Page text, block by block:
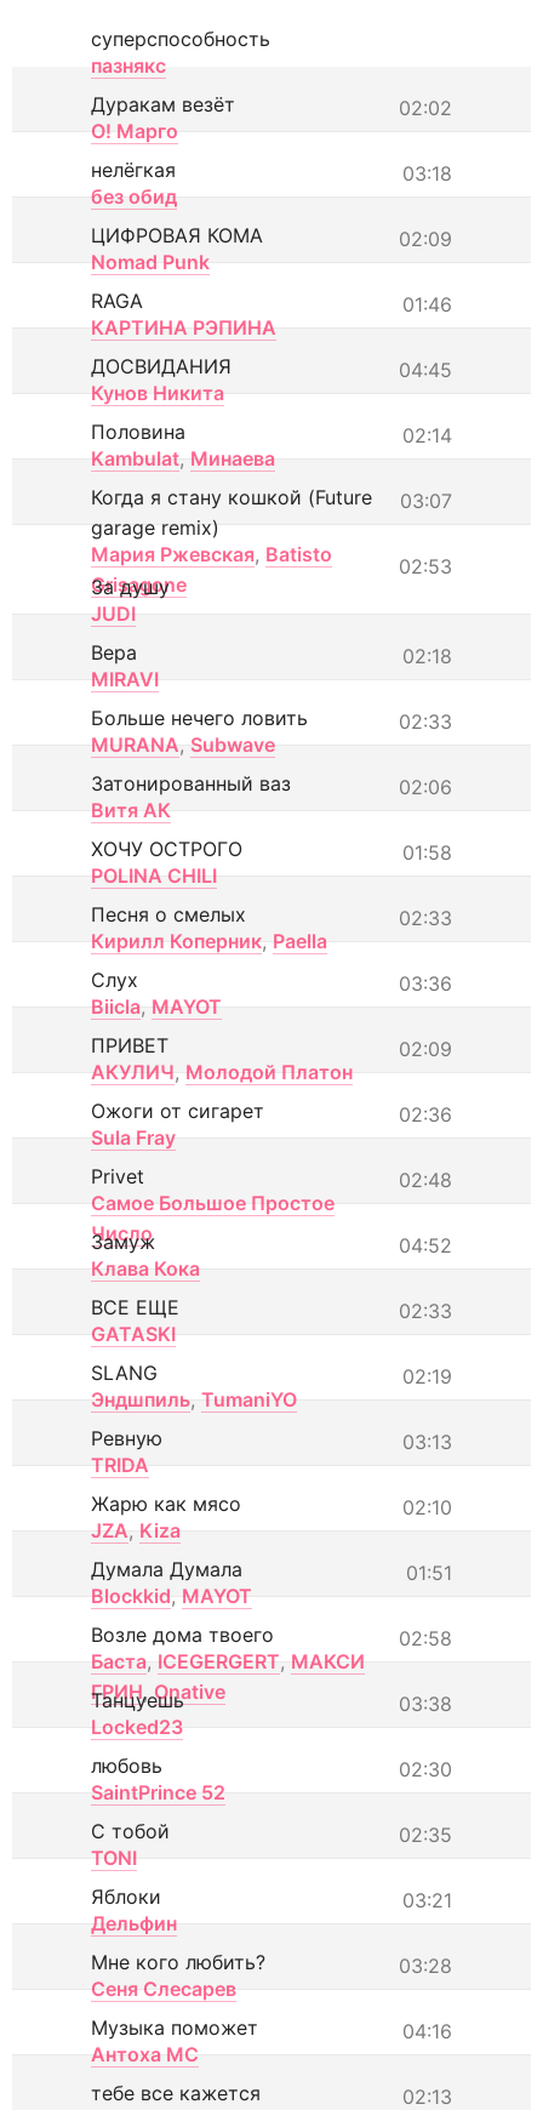
суперспособность
пазнякс
02:02
Дуракам везёт
О! Марго
03:18
нелёгкая
без обид
02:09
ЦИФРОВАЯ КОМА
Nomad Punk
01:46
RAGA
КАРТИНА РЭПИНА
04:45
ДОСВИДАНИЯ
Кунов Никита
02:14
Половина
Kambulat, Минаева
03:07
Когда я стану кошкой (Future
garage remix)
Мария Ржевская, Batisto
Grisagone
02:53
За душу
JUDI
02:18
Вера
MIRAVI
02:33
Больше нечего ловить
MURANA, Subwave
02:06
Затонированный ваз
Витя АК
01:58
ХОЧУ ОСТРОГО
POLINA CHILI
02:33
Песня о смелых
Кирилл Коперник, Paella
03:36
Слух
Biicla, MAYOT
02:09
ПРИВЕТ
АКУЛИЧ, Молодой Платон
02:36
Ожоги от сигарет
Sula Fray
02:48
Privet
Самое Большое Простое
Число
04:52
Замуж
Клава Кока
02:33
ВСЕ ЕЩЕ
GATASKI
02:19
SLANG
Эндшпиль, TumaniYO
03:13
Ревную
TRIDA
02:10
Жарю как мясо
JZA, Kiza
01:51
Думала Думала
Blockkid, MAYOT
02:58
Возле дома твоего
Баста, ICEGERGERT, МАКСИ
ГРИН, Onative 03:38
Танцуешь
Locked23
02:30
любовь
SaintPrince 52
02:35
С тобой
TONI
03:21
Яблоки
Дельфин
03:28
Мне кого любить?
Сеня Слесарев
04:16
Музыка поможет
Антоха МС
02:13
тебе все кажется